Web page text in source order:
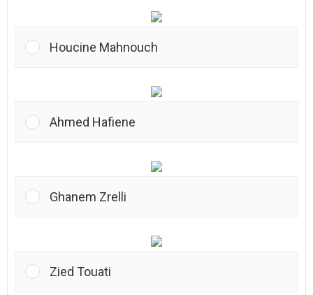
Houcine Mahnouch
Ahmed Hafiene
Ghanem Zrelli
Zied Touati